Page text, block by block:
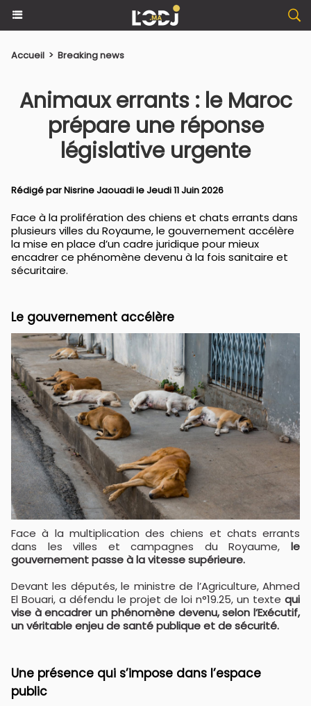
Accueil > Breaking news
Animaux errants : le Maroc
prépare une réponse
législative urgente
Rédigé parNisrine Jaouadile Jeudi 11 Juin 2026
Face à la prolifération des chiens et chats errants dans
plusieurs villes du Royaume, le gouvernement accélère
la mise en place d’un cadre juridique pour mieux
encadrer ce phénomène devenu à la fois sanitaire et
sécuritaire.
Le gouvernement accélère
Face à la multiplication des chiens et chats errants
dans les villes et campagnes du Royaume, le
gouvernement passe à la vitesse supérieure.
Devant les députés, le ministre de l’Agriculture, Ahmed
El Bouari, a défendu le projet de loi n°19.25, un texte qui
vise à encadrer un phénomène devenu, selon l’Exécutif,
un véritable enjeu de santé publique et de sécurité.
Une présence qui s’impose dans l’espace
public